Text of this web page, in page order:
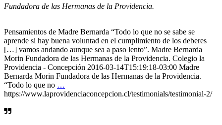
Fundadora de las Hermanas de la Providencia.
Pensamientos de Madre Bernarda “Todo lo que no se sabe se
aprende si hay buena voluntad en el cumplimiento de los deberes
[…] vamos andando aunque sea a paso lento”. Madre Bernarda
Morin Fundadora de las Hermanas de la Providencia. Colegio la
Providencia - Concepción 2016-03-14T15:19:18-03:00 Madre
Bernarda Morin Fundadora de las Hermanas de la Providencia.
“Todo lo que no …
https://www.laprovidenciaconcepcion.cl/testimonials/testimonial-2/